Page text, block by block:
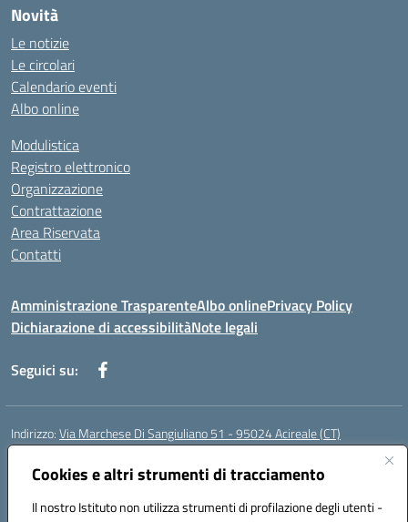
Cookies e altri strumenti di tracciamento
Il nostro Istituto non utilizza strumenti di profilazione degli utenti -
Novità
Le notizie
Le circolari
Calendario eventi
Albo online
Modulistica
Registro elettronico
Organizzazione
Contrattazione
Area Riservata
Contatti
Amministrazione TrasparenteAlbo onlinePrivacy Policy
Dichiarazione di accessibilitàNote legali
Seguici su:
Indirizzo:Via Marchese Di Sangiuliano 51 - 95024 Acireale (CT)
Centralino:
Posta elettronica certificata (PEC):ctic8at00b@pec.istruzione.it
Codice fiscale: 81001970870